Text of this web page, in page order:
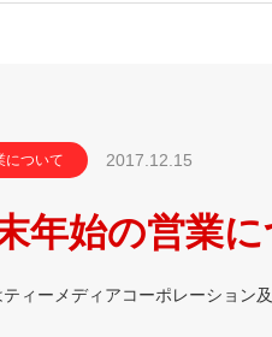
について 2017.12.15
年始の営業
ィーメディアコーポレーション